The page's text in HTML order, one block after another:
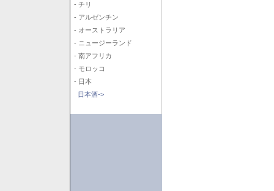
- チリ
- アルゼンチン
- オーストラリア
- ニュージーランド
- 南アフリカ
- モロッコ
- 日本
日本酒->